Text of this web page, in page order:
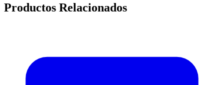
Productos Relacionados